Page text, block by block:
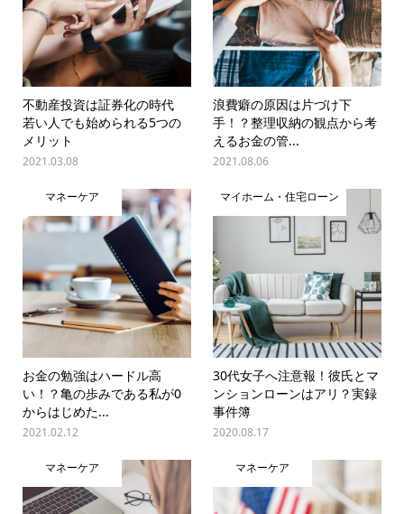
不動産投資は証券化の時代
若い人でも始められる5つの
メリット
2021.03.08
浪費癖の原因は片づけ下
手！？整理収納の観点から考
えるお金の管...
2021.08.06
マネーケア
お金の勉強はハードル高
い！？亀の歩みである私が0
からはじめた...
2021.02.12
マイホーム・住宅ローン
30代女子へ注意報！彼氏とマ
ンションローンはアリ？実録
事件簿
2020.08.17
マネーケア マネーケア